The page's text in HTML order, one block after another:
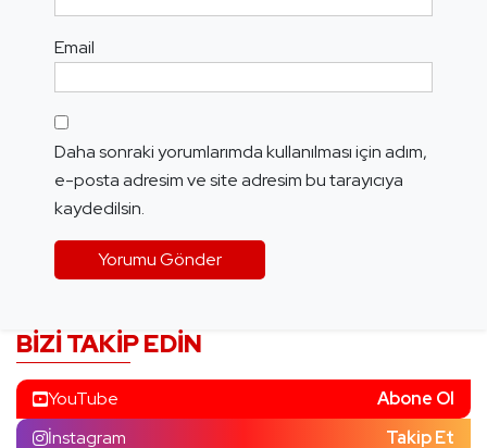
Email
Daha sonraki yorumlarımda kullanılması için adım,
e-posta adresim ve site adresim bu tarayıcıya
kaydedilsin.
BIZI TAKIP EDIN
YouTube
Abone Ol
İnstagram
Takip Et